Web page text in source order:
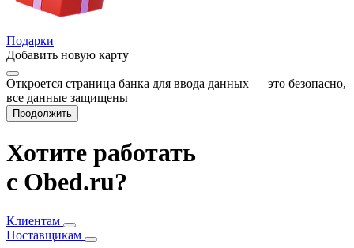
Подарки
Добавить новую карту
Откроется страница банка для ввода данных — это безопасно,
все данные защищены
Продолжить
Хотите работать
с Obed.ru?
Клиентам
Поставщикам